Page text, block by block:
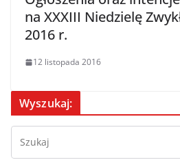
na XXXIII Niedzielę
2016 r.
12 listopada 2016
Wyszukaj: